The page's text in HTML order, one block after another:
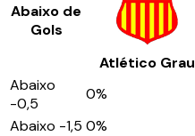
Abaixo de
Gols
Atlético Grau
Abaixo
-0,5
0%
Abaixo -1,5 0%